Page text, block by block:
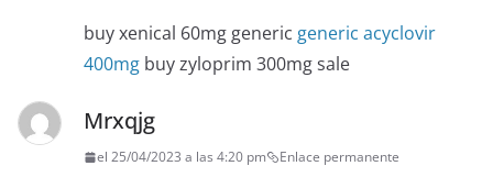
buy xenical 60mg generic generic acyclovir
400mg buy zyloprim 300mg sale
Mrxqjg
el 25/04/2023 a las 4:20 pm Enlace permanente